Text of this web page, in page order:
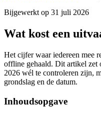
Bijgewerkt op 31 juli 2026
Wat kost een
Het cijfer waar iedereen mee
offline gehaald. Dit artikel zet
2026 wél te controleren zijn,
grondslag en de datum.
Inhoudsopgave